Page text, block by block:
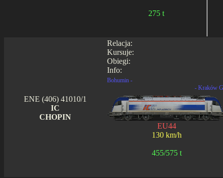
275 t
Relacja:
Kursuje:
Obiegi:
Info:
ENE (406) 41010/1
IC
CHOPIN
Bohumin -
- Kraków
EU44
130 km/h
455/575 t